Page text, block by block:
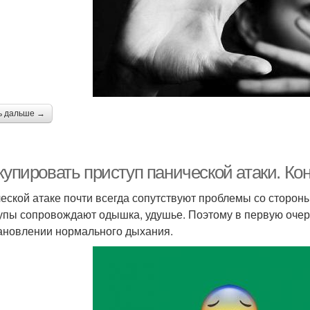
дальше →
приступ панической атаки.
атаке почти всегда сопутствуют проблемы со
сопровождают одышка, удушье. Поэтому в первую
нормального дыхания.